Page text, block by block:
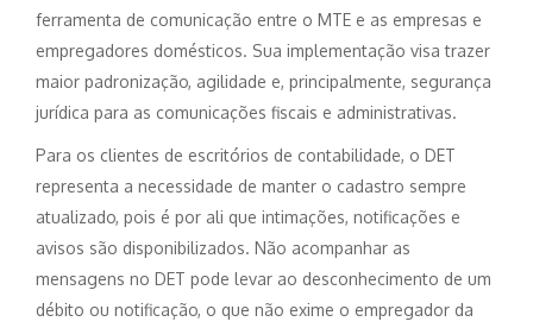
ferramenta de comunicação entre o MTE e as empresas e
empregadores domésticos. Sua implementação visa trazer
maior padronização, agilidade e, principalmente, segurança
jurídica para as comunicações fiscais e administrativas.
Para os clientes de escritórios de contabilidade, o DET
representa a necessidade de manter o cadastro sempre
atualizado, pois é por ali que intimações, notificações e
avisos são disponibilizados. Não acompanhar as
mensagens no DET pode levar ao desconhecimento de um
débito ou notificação, o que não exime o empregador da